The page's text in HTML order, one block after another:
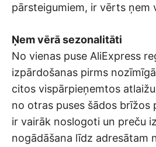
pārsteigumiem, ir vērts ņem
Ņem vērā sezonalitāti
No vienas puse AliExpress
izpārdošanas pirms
citos vispārpieņemtos
no otras puses šādos brīžos
ir vairāk noslogoti un preču
nogādāšana līdz adresātam